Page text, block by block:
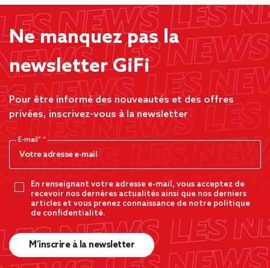
Ne manquez pas la
newsletter GiFi
Pour être informé des nouveautés et des offres
privées, inscrivez-vous à la newsletter
E-mail*
En renseignant votre adresse e-mail, vous acceptez de
recevoir nos dernères actualités ainsi que nos derniers
articles et vous prenez connaissance de notre politique
de confidentialité.
M’inscrire à la newsletter